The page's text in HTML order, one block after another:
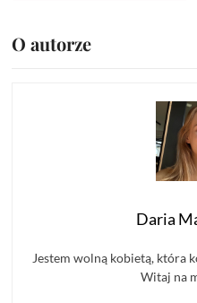
O autorze
Daria
Jestem wolną kobietą, która
Witaj na